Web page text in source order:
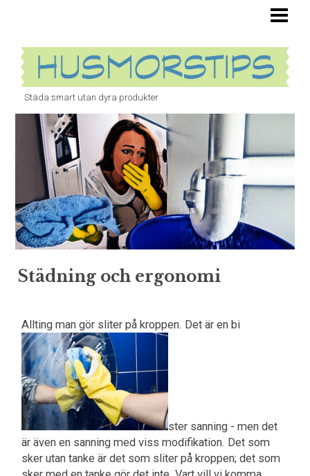
TOALETT
STOPP I VASKEN
BANANFLUGOR
ÄTTIKA
Städa smart utan dyra produkter
Städning och ergonomi
Allting man gör sliter på kroppen. Det är en bi
ster sanning - men det
är även en sanning med viss modifikation. Det som
sker utan tanke är det som sliter på kroppen; det som